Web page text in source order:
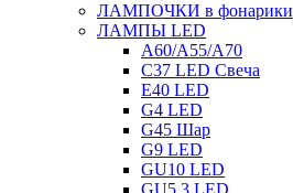
ЛАМПОЧКИ в фонарики
ЛАМПЫ LED
A60/A55/A70
C37 LED Свеча
E40 LED
G4 LED
G45 Шар
G9 LED
GU10 LED
GU5.3 LED